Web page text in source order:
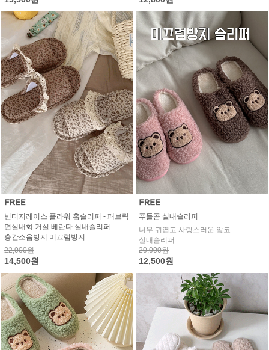
빈티지레이스 플라워 홈슬리퍼 - 패브릭
면실내화 거실 베란다 실내슬리퍼
층간소음방지 미끄럼방지
22,000원
14,500원
푸들곰 실내슬리퍼
너무 귀엽고 사랑스러운 앞코
실내슬리퍼
20,000원
12,500원